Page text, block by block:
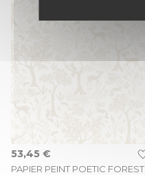
PAPIER PEINT POETIC FOREST
53,45 €